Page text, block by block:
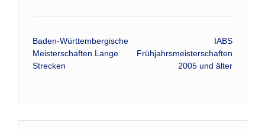
Beitrags-
Navigation
Baden-Württembergische
Meisterschaften Lange
Strecken
IABS
Frühjahrsmeisterschaften
2005 und älter